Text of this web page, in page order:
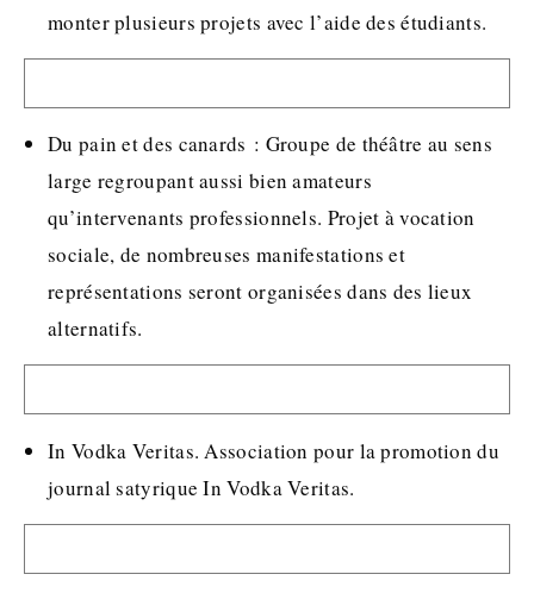
monter plusieurs projets avec l’aide des étudiants.
Du pain et des canards : Groupe de théâtre au sens
large regroupant aussi bien amateurs
qu’intervenants professionnels. Projet à vocation
sociale, de nombreuses manifestations et
représentations seront organisées dans des lieux
alternatifs.
In Vodka Veritas. Association pour la promotion du
journal satyrique In Vodka Veritas.